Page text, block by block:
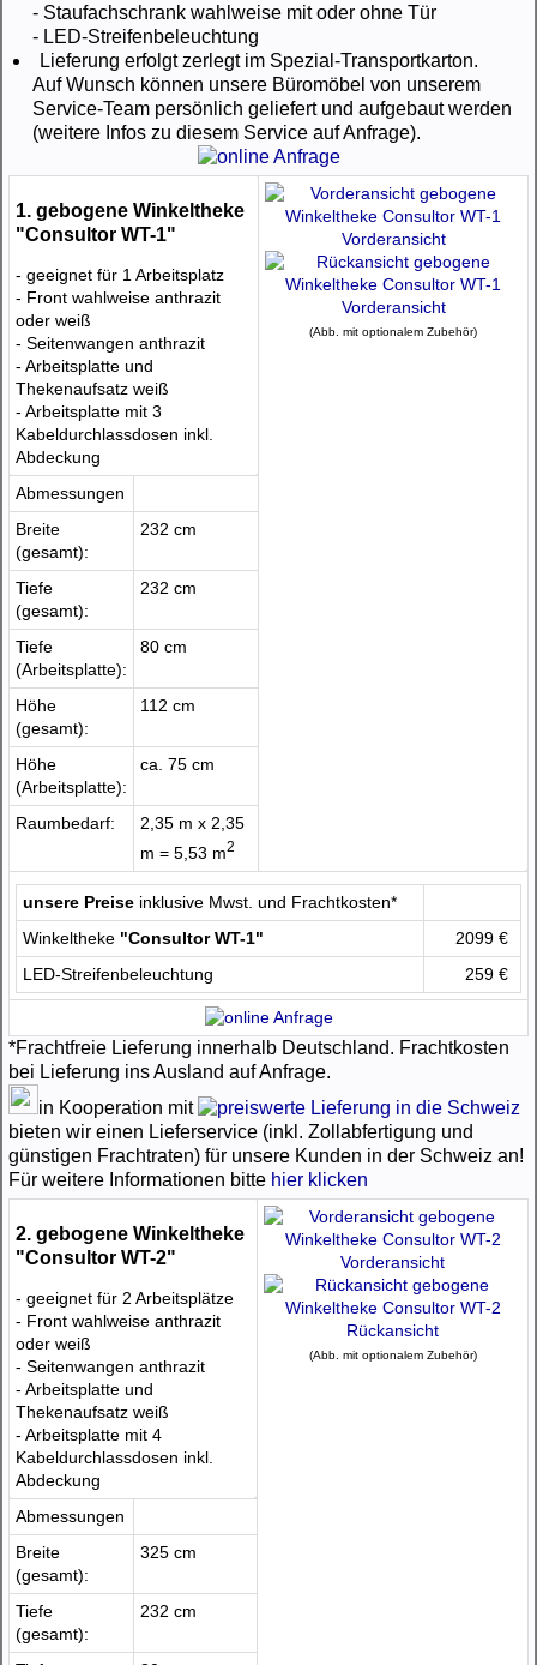
- Staufachschrank wahlweise mit oder ohne Tür
- LED-Streifenbeleuchtung
Lieferung erfolgt zerlegt im Spezial-Transportkarton.
Auf Wunsch können unsere Büromöbel von unserem
Service-Team persönlich geliefert und aufgebaut werden
(weitere Infos zu diesem Service auf Anfrage).
1. gebogene Winkeltheke
"Consultor WT-1"
- geeignet für 1 Arbeitsplatz
- Front wahlweise anthrazit
oder weiß
- Seitenwangen anthrazit
- Arbeitsplatte und
Thekenaufsatz weiß
- Arbeitsplatte mit 3
Kabeldurchlassdosen inkl.
Abdeckung
Vorderansicht
Vorderansicht
(Abb. mit optionalem Zubehör)
Abmessungen
Breite
(gesamt):
232 cm
Tiefe
(gesamt):
232 cm
Tiefe
(Arbeitsplatte):
80 cm
Höhe
(gesamt):
112 cm
Höhe
(Arbeitsplatte):
ca. 75 cm
Raumbedarf:
2,35 m x 2,35
m = 5,53 m2
unsere Preise inklusive Mwst. und Frachtkosten*
Winkeltheke "Consultor WT-1"
2099 €
LED-Streifenbeleuchtung
259 €
*Frachtfreie Lieferung innerhalb Deutschland. Frachtkosten
bei Lieferung ins Ausland auf Anfrage.
in Kooperation mit
bieten wir einen Lieferservice (inkl. Zollabfertigung und
günstigen Frachtraten) für unsere Kunden in der Schweiz an!
Für weitere Informationen bitte hier klicken
2. gebogene Winkeltheke
"Consultor WT-2"
- geeignet für 2 Arbeitsplätze
- Front wahlweise anthrazit
oder weiß
- Seitenwangen anthrazit
- Arbeitsplatte und
Thekenaufsatz weiß
- Arbeitsplatte mit 4
Kabeldurchlassdosen inkl.
Abdeckung
Vorderansicht
Rückansicht
(Abb. mit optionalem Zubehör)
Abmessungen
Breite
(gesamt):
325 cm
Tiefe
(gesamt):
232 cm